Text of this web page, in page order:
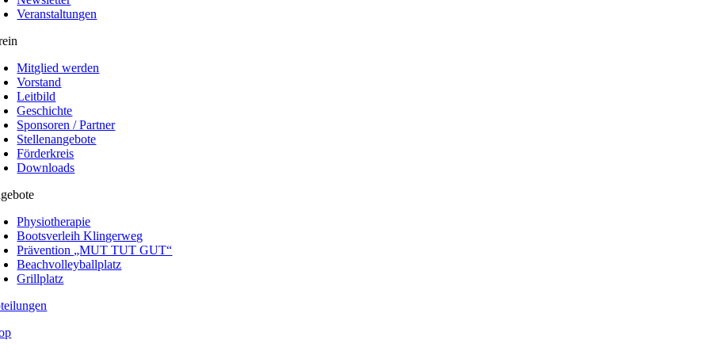
Veranstaltungen
Mitglied werden
Vorstand
Leitbild
Geschichte
Sponsoren / Partner
Stellenangebote
Förderkreis
Downloads
Physiotherapie
Bootsverleih Klingerweg
Prävention „MUT TUT GUT“
Beachvolleyballplatz
Grillplatz